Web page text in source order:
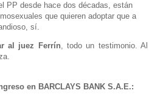
PP desde hace dos décadas, están
que quieren adoptar que a
sí.
al juez Ferrín, todo un testimonio. Al
en BARCLAYS BANK S.A.E.: